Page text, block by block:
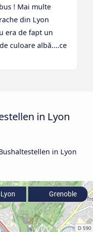
! Mai multe
din Lyon
era de fapt un
culoare albă....ce
in Lyon
in Lyon
Lyon Grenoble